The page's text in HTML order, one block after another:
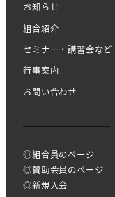
お知らせ
組合紹介
セミナー・講習会など
行事案内
お問い合わせ
◎組合員のページ
◎賛助会員のページ
◎新規入会